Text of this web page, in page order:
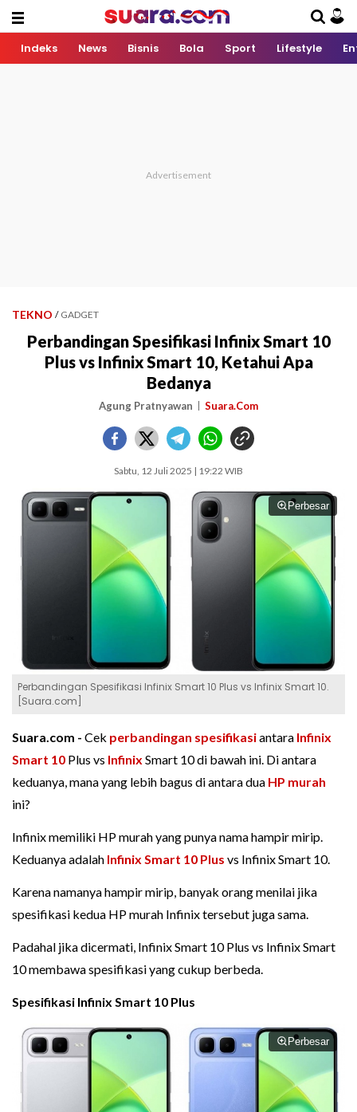
Indeks News Bisnis Bola Sport Lifestyle
TEKNO / GADGET
Perbandingan Spesifikasi Infinix Smart 10
Plus vs Infinix Smart 10, Ketahui Apa
Bedanya
Agung Pratnyawan Suara.Com
Sabtu, 12 Juli 2025 | 19:22 WIB
Perbesar
Perbandingan Spesifikasi Infinix Smart 10 Plus vs Infinix Smart 10.
[Suara.com]
Suara.com - Cek perbandingan spesifikasiantara Infinix
Smart 10 Plus vs Infinix Smart 10 di bawah ini. Di antara
keduanya, mana yang lebih bagus di antara dua HP murah
ini?
Infinix memiliki HP murah yang punya nama hampir mirip.
Keduanya adalah Infinix Smart 10 Plus vs Infinix Smart 10.
Karena namanya hampir mirip, banyak orang menilai jika
spesifikasi kedua HP murah Infinix tersebut juga sama.
Padahal jika dicermati, Infinix Smart 10 Plus vs Infinix Smart
10 membawa spesifikasi yang cukup berbeda.
Spesifikasi Infinix Smart 10 Plus
Perbesar